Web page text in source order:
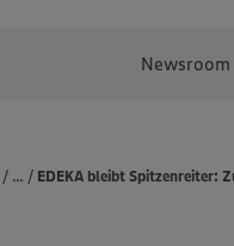
Newsroom
Pressemeldungen
EDEKA bleibt Spitzenreiter:
...